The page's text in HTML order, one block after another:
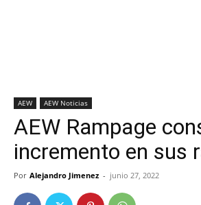
AEW AEW Noticias
AEW Rampage
incremento en sus
Por Alejandro Jimenez - junio 27, 2022